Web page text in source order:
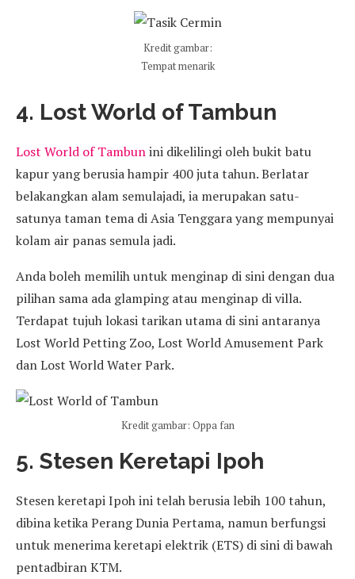
Kredit gambar:
Tempat menarik
4. Lost World of Tambun
Lost World of Tambunini dikelilingi oleh bukit batu
kapur yang berusia hampir 400 juta tahun. Berlatar
belakangkan alam semulajadi, ia merupakan satu-
satunya taman tema di Asia Tenggara yang mempunyai
kolam air panas semula jadi.
Anda boleh memilih untuk menginap di sini dengan dua
pilihan sama ada glamping atau menginap di villa.
Terdapat tujuh lokasi tarikan utama di sini antaranya
Lost World Petting Zoo, Lost World Amusement Park
dan Lost World Water Park.
Kredit gambar: Oppa fan
5. Stesen Keretapi Ipoh
Stesen keretapi Ipoh ini telah berusia lebih 100 tahun,
dibina ketika Perang Dunia Pertama, namun berfungsi
untuk menerima keretapi elektrik (ETS) di sini di bawah
pentadbiran KTM.